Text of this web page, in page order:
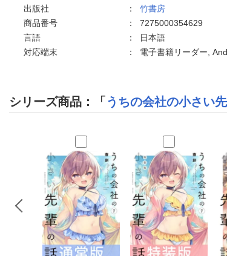
出版社
： 竹書房
商品番号
： 7275000354629
言語
：
日本語
対応端末
： 電子書籍リーダー,
シリーズ商品：「 うちの会社の小さい